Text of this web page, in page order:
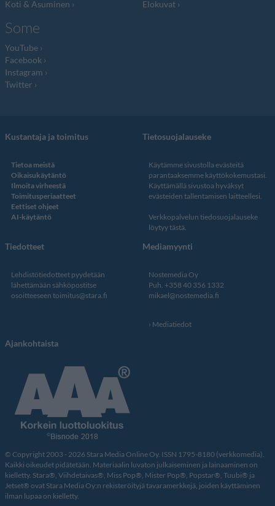
Koti & Asuminen
Elokuvat
Some
YouTube
Facebook
Instagram
Twitter
Kustantaja ja toimitus
Tietoa meistä
Oikaisukäytäntö
Ilmoita virheestä
Toimitusperiaatteet
Eettiset ohjeet
AI-käytäntö
Tietosuojalauseke
Käytämme sivustolla evästeitä
parantaaksemme käyttökokemustasi.
Käyttämällä sivustoa hyväksyt
evästeiden tallentamisen laitteellesi.
Verkkopalvelun tiedosuojalauseke
löytyy tästä
Tiedotteet
Lehdistötiedotteet pyydetään
lähettämään sähköpostitse
osoitteeseen toimitus@stara.fi
Mediamyynti
Nostemedia Oy
Puh. +358 40 356 1332
mikael@nostemedia.fi
Mediatiedot
Ajankohtaista
© Copyright 2003 - 2026 Stara Media Online Oy. ISSN 1795-8180 (verkkomedia).
Kaikki oikeudet pidätetään. Materiaalin luvaton julkaiseminen ja lainaaminen on
kielletty. Stara®, Viihdetaivas®, Miss Pop®, Mister Pop®, Popstar®, Tuubi® ja
Jetset® ovat Stara Media Oy:n rekisteröityjä tavaramerkkejä, joiden käyttäminen
ilman lupaa on kielletty.